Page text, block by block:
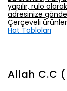
yapılır, rulo
adresinize
Çerçeveli
Hat Tabloları
Allah C.C